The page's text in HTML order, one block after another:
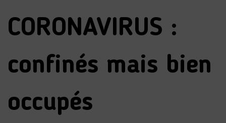
CORONAVIRUS :
confinés mais bien
occupés